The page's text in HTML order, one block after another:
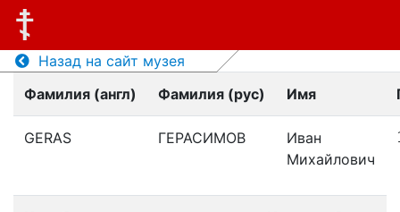
Назад на сайт музея
Фамилия (англ)
Фамилия (рус) Имя
GERAS ГЕРАСИМОВ
Иван
Михайлович